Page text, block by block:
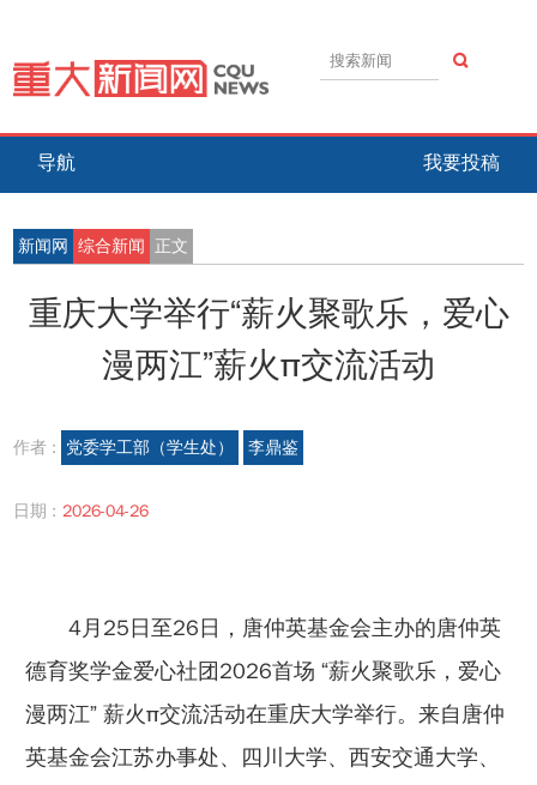
导航 我要投稿
新闻网 综合新闻 正文
重庆大学举行“薪火聚歌乐，爱心
漫两江”薪火π交流活动
作者 : 党委学工部（学生处） 李鼎鉴
日期 : 2026-04-26
4月25日至26日，唐仲英基金会主办的唐仲英
德育奖学金爱心社团2026首场 “薪火聚歌乐，爱心
漫两江” 薪火π交流活动在重庆大学举行。来自唐仲
英基金会江苏办事处、四川大学、西安交通大学、